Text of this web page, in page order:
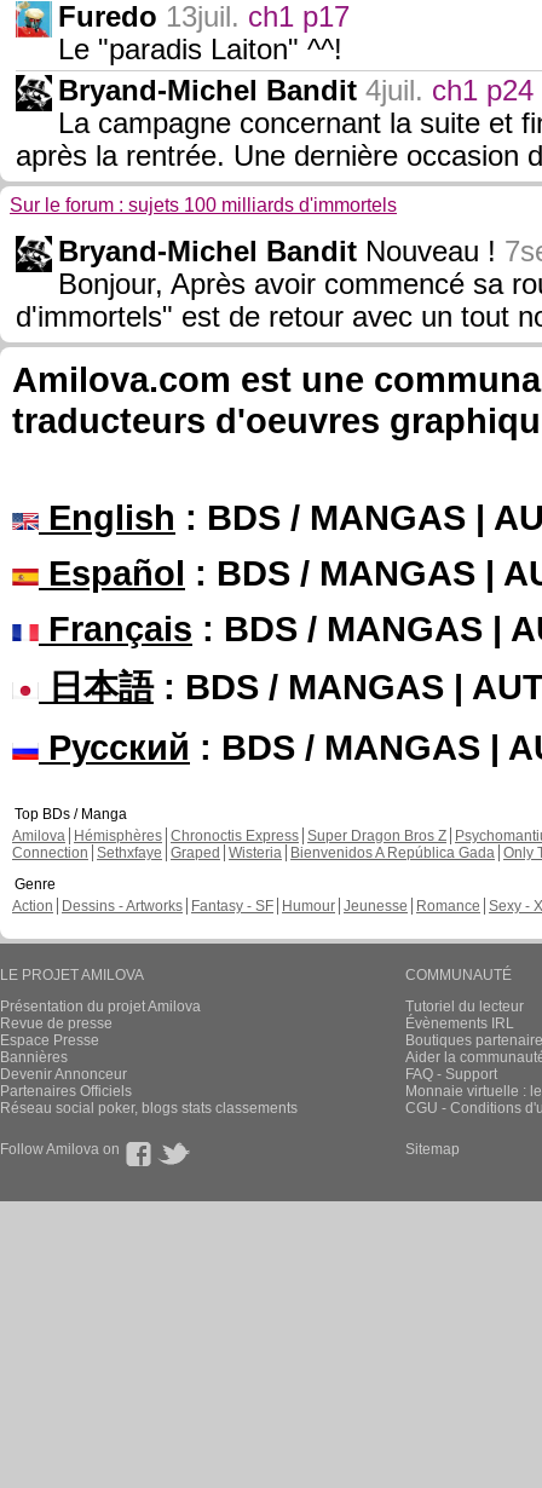
Furedo 13juil. ch1 p17
Le "paradis Laiton" ^^!
Bryand-Michel Bandit 4juil. ch1 p24
La campagne concernant la suite et
après la rentrée. Une dernière occasion
Sur le forum : sujets 100 milliards d'immortels
Bryand-Michel Bandit Nouveau !
Bonjour, Après avoir commencé sa
d'immortels" est de retour avec un tout
Amilova.com est une
traducteurs d'oeuvres
English : BDS / MANGAS |
Español : BDS / MANGAS |
Français : BDS / MANGAS |
日本語: BDS / MANGAS |
Русский : BDS / MANGAS |
Top BDs / Manga
Amilova
Hémisphères Chronoctis Express Super Dragon Bros Z
Connection Sethxfaye Graped Wisteria Bienvenidos A República Gada Only
Genre
Action
Dessins - Artworks Fantasy - SF Humour Jeunesse Romance Sexy -
LE PROJET AMILOVA
Présentation du projet Amilova
Revue de presse
Espace Presse
Bannières
Devenir Annonceur
Partenaires Officiels
Réseau social poker, blogs stats classements
COMMUNAUTÉ
Tutoriel du lecteur
Évènements IRL
Boutiques
Aider la
FAQ - Support
Monnaie virtuelle :
CGU - Conditions
Follow Amilova on Sitemap